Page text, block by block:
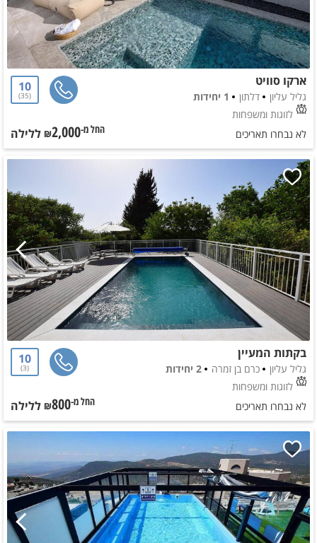
ארקו סוויט
גליל עליון דלתון
1 יחידות
לזוגות ומשפחות
10
35
לא נבחרו תאריכים החל מ-₪2,000 ללילה
בקתות המעיין
גליל עליון כרם בן זמרה
2 יחידות
לזוגות ומשפחות
10
3
לא נבחרו תאריכים החל מ-₪800 ללילה